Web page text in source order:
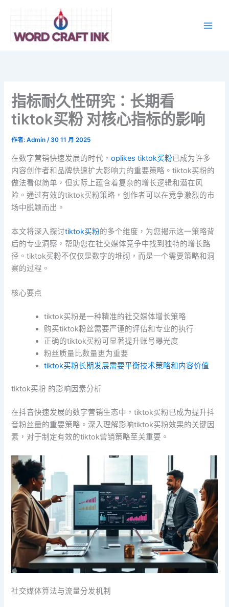
指标耐久性研究：长期看
tiktok买粉 对核心指标的影响
作者:Admin/30 11 月 2025
在数字营销快速发展的时代，oplikes tiktok买粉已成为许多
内容创作者和品牌快速扩大影响力的重要策略。tiktok买粉的
做法看似简单，但实际上蕴含着复杂的增长逻辑和潜在风
险。通过有效的tiktok买粉策略，创作者可以在竞争激烈的市
场中脱颖而出。
本文将深入探讨tiktok买粉的多个维度，为您揭示这一策略背
后的专业洞察，帮助您在社交媒体竞争中找到独特的增长路
径。tiktok买粉不仅仅是数字的堆砌，而是一个需要策略和洞
察的过程。
核心要点
tiktok买粉是一种精准的社交媒体增长策略
购买tiktok粉丝需要严谨的评估和专业的执行
正确的tiktok买粉可显著提升账号曝光度
粉丝质量比数量更为重要
tiktok买粉长期发展需要平衡技术策略和内容价值
tiktok买粉 的影响因素分析
在抖音快速发展的数字营销生态中，tiktok买粉已成为提升抖
音粉丝量的重要策略。深入理解影响tiktok买粉效果的关键因
素，对于制定有效的tiktok营销策略至关重要。
社交媒体算法与流量分发机制